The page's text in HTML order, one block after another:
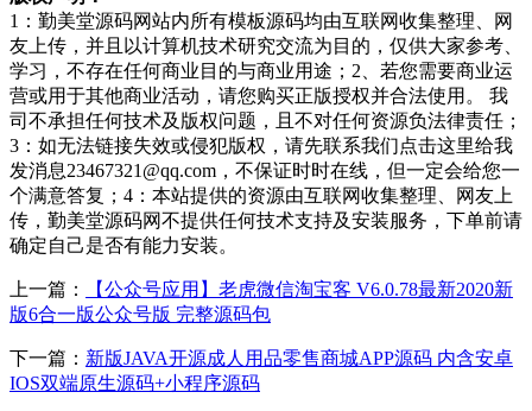
1：勤美堂源码网站内所有模板源码均由互联网收集整理、网
友上传，并且以计算机技术研究交流为目的，仅供大家参考、
学习，不存在任何商业目的与商业用途；2、若您需要商业运
营或用于其他商业活动，请您购买正版授权并合法使用。 我
司不承担任何技术及版权问题，且不对任何资源负法律责任；
3：如无法链接失效或侵犯版权，请先联系我们点击这里给我
发消息23467321@qq.com，不保证时时在线，但一定会给您一
个满意答复；4：本站提供的资源由互联网收集整理、网友上
传，勤美堂源码网不提供任何技术支持及安装服务，下单前请
确定自己是否有能力安装。
上一篇：
【公众号应用】老虎微信淘宝客 V6.0.78最新2020新
版6合一版公众号版 完整源码包
下一篇： 新版JAVA开源成人用品零售商城APP源码 内含安卓
IOS双端原生源码+小程序源码